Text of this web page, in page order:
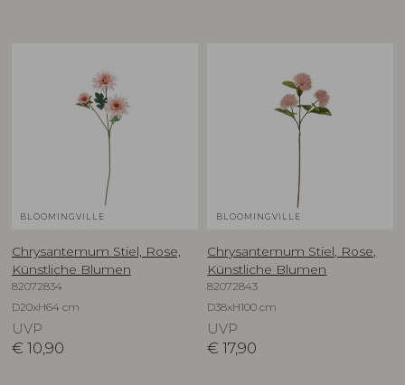
BLOOMINGVILLE
Chrysantemum Stiel, Rose,
Künstliche Blumen
82072834
D20xH64 cm
UVP
€ 10,90
BLOOMINGVILLE
Chrysantemum Stiel, Rose,
Künstliche Blumen
82072843
D38xH100 cm
UVP
€ 17,90